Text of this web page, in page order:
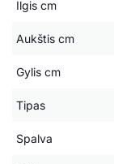
Ilgis cm
Aukštis cm
Gylis cm
Tipas
Spalva